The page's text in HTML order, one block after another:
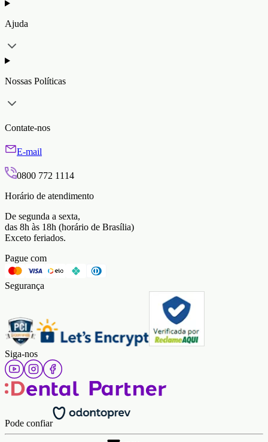
Ajuda
Nossas Políticas
Contate-nos
E-mail
0800 772 1114
Horário de atendimento
De segunda a sexta,
das 8h às 18h (horário de Brasília)
Exceto feriados.
Pague com
Segurança
Siga-nos
Pode confiar